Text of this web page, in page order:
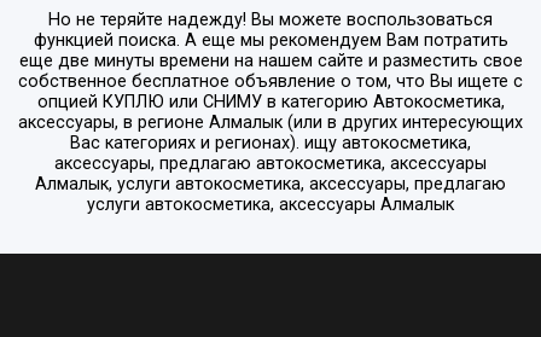
Но не теряйте надежду! Вы можете воспользоваться
функцией поиска. А еще мы рекомендуем Вам потратить
еще две минуты времени на нашем сайте и разместить свое
собственное бесплатное объявление о том, что Вы ищете с
опцией КУПЛЮ или СНИМУв категорию Автокосметика,
аксессуары, в регионе Алмалык (или в других интересующих
Вас категориях и регионах). ищу автокосметика,
аксессуары, предлагаю автокосметика, аксессуары
Алмалык, услуги автокосметика, аксессуары, предлагаю
услуги автокосметика, аксессуары Алмалык